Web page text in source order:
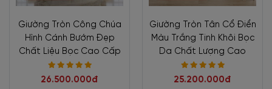
Giường Tròn Công Chúa
Hình Cánh Bướm Đẹp
Chất Liệu Bọc Cao Cấp
26.500.000đ
Giường Tròn Tân Cổ Điển
Màu Trắng Tinh Khôi Bọc
Da Chất Lượng Cao
25.200.000đ